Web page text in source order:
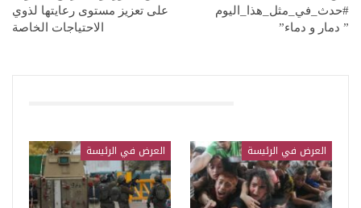
#حدث_في_مثل_هذا_اليوم
” دمار و دماء”
على تعزيز مستوى رعايتها لذوي
الاحتياجات الخاصة
العرض في الرئيسة العرض في الرئيسة